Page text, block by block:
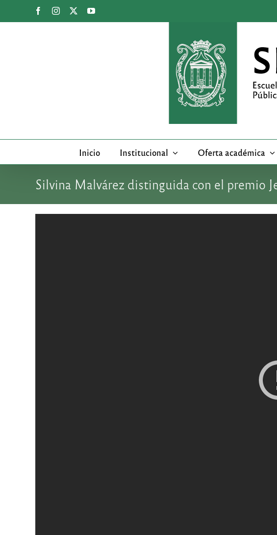
FacebookInstagram YouTube
Inicio Institucional Oferta académica
Silvina Malvárez distinguida con el premio